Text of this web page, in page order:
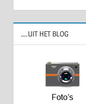
….UIT HET BLOG